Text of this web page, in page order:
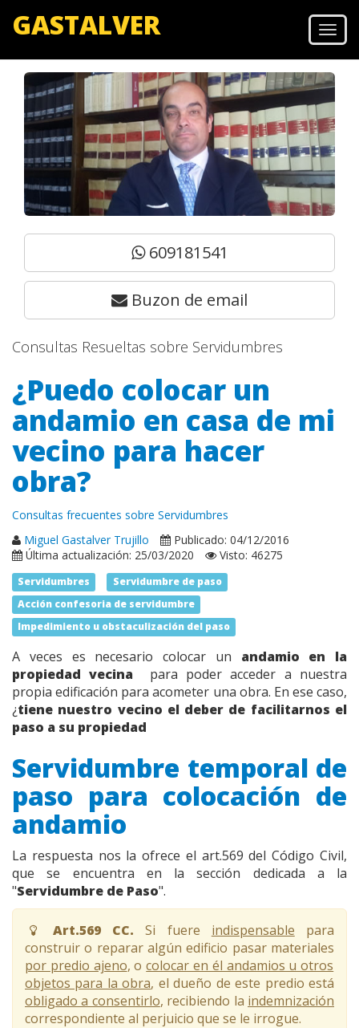
GASTALVER
609181541
Buzon de email
Consultas Resueltas sobre Servidumbres
¿Puedo colocar un
andamio en casa de mi
vecino para hacer
obra?
Consultas frecuentes sobre Servidumbres
Miguel Gastalver Trujillo
Publicado: 04/12/2016
Última actualización: 25/03/2020
Visto: 46275
Servidumbres
Servidumbre de paso
Acción confesoria de servidumbre
Impedimiento u obstaculización del paso
A veces es necesario colocar un andamio en la
propiedad vecina
para poder acceder a nuestra
propia edificación para acometer una obra. En ese caso,
¿tiene nuestro vecino el deber de facilitarnos el
paso a su propiedad
Servidumbre temporal de
paso para colocación de
andamio
La respuesta nos la ofrece el art.569 del Código Civil,
que se encuentra en la sección dedicada a la
"Servidumbre de Paso".
Art.569 CC. Si fuere indispensable para
construir o reparar algún edificio pasar materiales
por predio ajeno, ocolocar en él andamios u otros
objetos para la obra, el dueño de este predio está
obligado a consentirlo, recibiendo la indemnización
correspondiente al perjuicio que se le irrogue.